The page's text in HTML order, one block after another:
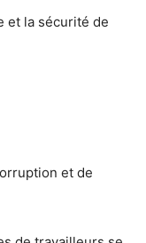
et la sécurité de
et de